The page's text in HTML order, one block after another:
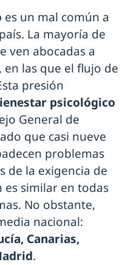
es un mal común a
La mayoría de
ven abocadas a
las que el flujo de
presión
psicológico
General de
que casi nueve
problemas
de la exigencia de
similar en todas
No obstante,
nacional:
Canarias,
.